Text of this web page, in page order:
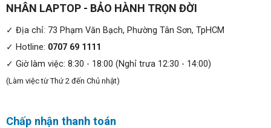
NHÂN LAPTOP - BẢO HÀNH TRỌN ĐỜI
✓ Địa chỉ: 73 Phạm Văn Bạch, Phường Tân Sơn, TpHCM
✓ Hotline: 0707 69 1111
✓ Giờ làm việc: 8:30 - 18:00 (Nghỉ trưa 12:30 - 14:00)
(Làm việc từ Thứ 2 đến Chủ nhật)
Chấp nhận thanh toán